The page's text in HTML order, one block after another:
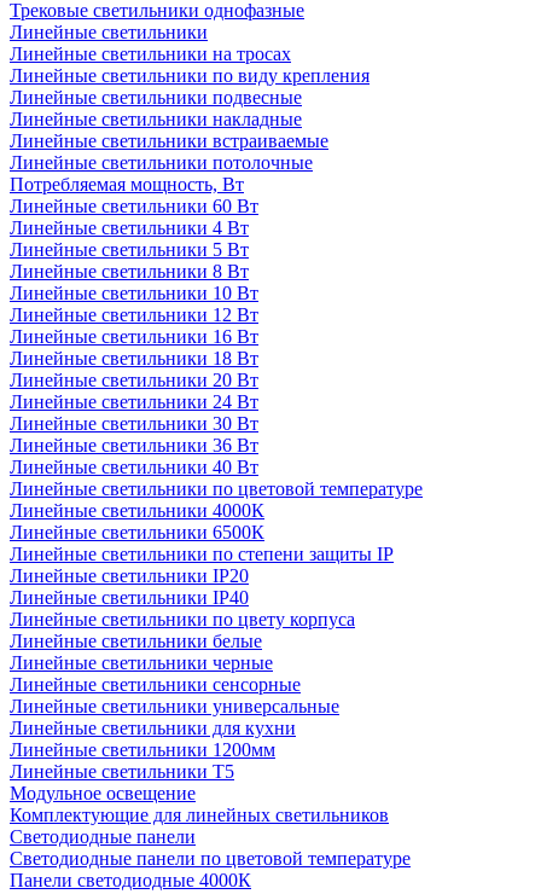
Трековые светильники однофазные
Линейные светильники
Линейные светильники на тросах
Линейные светильники по виду крепления
Линейные светильники подвесные
Линейные светильники накладные
Линейные светильники встраиваемые
Линейные светильники потолочные
Потребляемая мощность, Вт
Линейные светильники 60 Вт
Линейные светильники 4 Вт
Линейные светильники 5 Вт
Линейные светильники 8 Вт
Линейные светильники 10 Вт
Линейные светильники 12 Вт
Линейные светильники 16 Вт
Линейные светильники 18 Вт
Линейные светильники 20 Вт
Линейные светильники 24 Вт
Линейные светильники 30 Вт
Линейные светильники 36 Вт
Линейные светильники 40 Вт
Линейные светильники по цветовой температуре
Линейные светильники 4000К
Линейные светильники 6500К
Линейные светильники по степени защиты IP
Линейные светильники IP20
Линейные светильники IP40
Линейные светильники по цвету корпуса
Линейные светильники белые
Линейные светильники черные
Линейные светильники сенсорные
Линейные светильники универсальные
Линейные светильники для кухни
Линейные светильники 1200мм
Линейные светильники Т5
Модульное освещение
Комплектующие для линейных светильников
Светодиодные панели
Светодиодные панели по цветовой температуре
Панели светодиодные 4000К